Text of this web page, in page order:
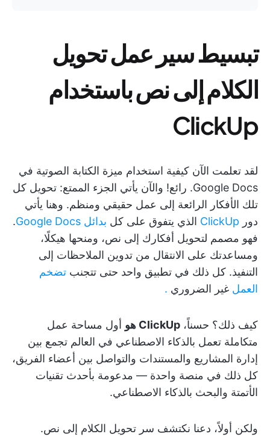
تبسيط سير عمل تحويل
الكلام إلى نص باستخدام
ClickUp
لقد تعلمت الآن كيفية استخدام ميزة الكتابة الصوتية في
Google Docs. رائع! والآن يأتي الجزء الممتع: تحويل كل
تلك الأفكار الرائعة إلى عمل حقيقي ومنظم. وهنا يأتي
دور ClickUp الذي يتفوق على كل بدائل Google Docs
.
فهو مصمم لتحويل أفكارك إلى نص، ومنحها هيكلًا،
ومساعدتك على الانتقال من تدوين الملاحظات إلى
التنفيذ. كل ذلك في تطبيق واحد حتى تتجنب تضخم
العمل غير الضروري .
كيف ذلك؟ حسناً، ClickUp هو
أول مساحة عمل
متكاملة تعمل بالذكاء الاصطناعي في العالم تجمع بين
إدارة المشاريع والمستندات والتواصل بين أعضاء الفريق،
كل ذلك في منصة واحدة — مدعومة بأحدث تقنيات
الأتمتة والبحث بالذكاء الاصطناعي.
ولكن أولاً، دعنا نكتشف سر تحويل الكلام إلى نص.